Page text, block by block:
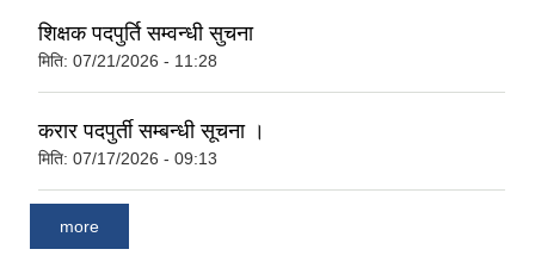
शिक्षक पदपुर्ति सम्वन्धी सुचना
मिति: 07/21/2026 - 11:28
करार पदपुर्ती सम्बन्धी सूचना ।
मिति: 07/17/2026 - 09:13
more